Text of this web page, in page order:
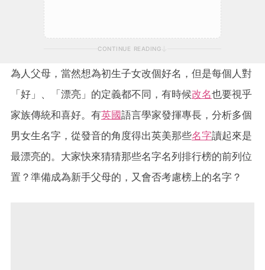
CONTINUE READING
為人父母，當然想為初生子女改個好名，但是每個人對
「好」、「漂亮」的定義都不同，有時候改名也要視乎
家族傳統和喜好。有英國語言學家發揮專長，分析多個
男女生名字，從發音的角度得出英美那些名字讀起來是
最漂亮的。大家快來猜猜那些名字名列排行榜的前列位
置？準備成為新手父母的，又會否考慮榜上的名字？